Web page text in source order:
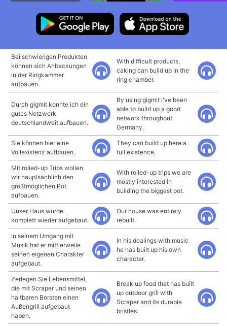
Bei schwierigen Produkten
können sich Anbackungen
in der Ringkammer
aufbauen.
With difficult products,
caking can build up in the
ring chamber.
Durch gigmit konnte ich ein
gutes Netzwerk
deutschlandweit aufbauen.
By using gigmit I've been
able to build up a good
network throughout
Germany.
Sie können hier eine
Vollexistenz aufbauen.
They can build up here a
full existence.
Mit rolled-up Trips wollen
wir hauptsächlich den
größtmöglichen Pot
aufbauen.
With rolled-up trips we are
mostly interested in
building the biggest pot.
Unser Haus wurde
komplett wieder aufgebaut.
Our house was entirely
rebuilt.
In seinem Umgang mit
Musik hat er mittlerweile
seinen eigenen Charakter
aufgebaut.
In his dealings with music
he has built up his own
character.
Zerlegen Sie Lebensmittel,
die mit Scraper und seinen
haltbaren Borsten einen
Außengrill aufgebaut
haben.
Break up food that has built
up outdoor grill with
Scraper and its durable
bristles.